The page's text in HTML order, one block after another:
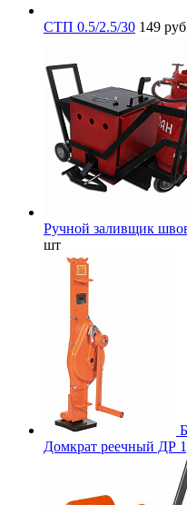
СТП 0.5/2.5/30 149
Ручной заливщик
шт
Домкрат реечный ДР